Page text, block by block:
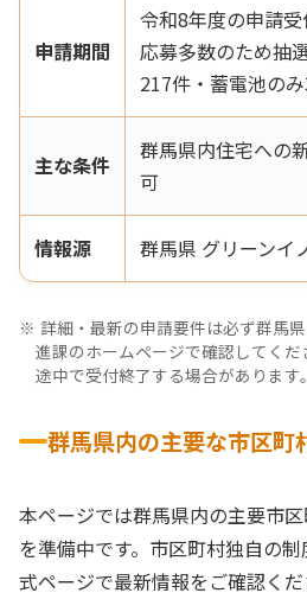
申請期間
令和8年度の申請
応募多数のため抽
217件・蓄電池のみ
主な条件
群馬県内住宅への
可
情報源 群馬県 グリーンイ
詳細・最新の申請要件は必ず群馬
進課のホームページで確認してく
途中で受付終了する場合があります。
群馬県内の主要な市区町
本ページでは群馬県内の主要市
を準備中です。市区町村独自の
式ページで最新情報をご確認くだ